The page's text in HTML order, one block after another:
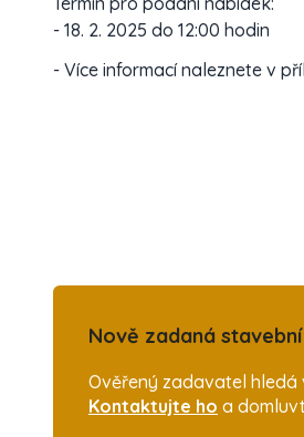
- 18. 2. 2025 do 12:00 hodin
- Více informací naleznete v
Nově zadaná
Ověřený zadavatel hledá
Kontaktujte ho a